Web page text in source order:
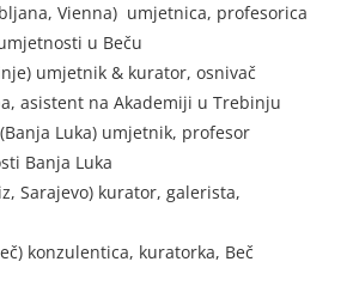
Vienna) umjetnica, profesorica
u Beču
umjetnik & kurator, osnivač
asistent na Akademiji u Trebinju
(Banja Luka) umjetnik, profesor
Banja Luka
Sarajevo) kurator, galerista,
konzulentica, kuratorka, Beč